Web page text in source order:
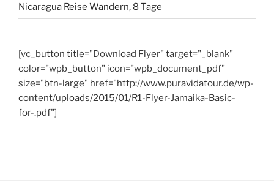
Nicaragua Reise Wandern, 8 Tage
[vc_button title="Download Flyer" target="_blank"
color="wpb_button" icon="wpb_document_pdf"
size="btn-large" href="http://www.puravidatour.de/wp-
content/uploads/2015/01/R1-Flyer-Jamaika-Basic-
for-.pdf"]